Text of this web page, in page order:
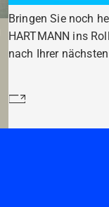
Bringen Sie noch
HARTMANN ins
nach Ihrer
Mehr erfahren